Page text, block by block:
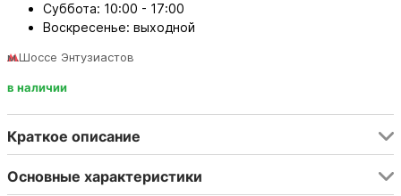
Суббота: 10:00 - 17:00
Воскресенье: выходной
м.Шоссе Энтузиастов
в наличии
Краткое описание
Основные характеристики